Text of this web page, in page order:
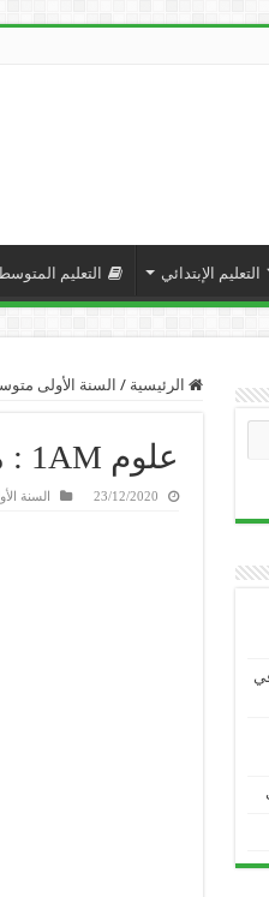
التعليم الإبتدائي التعليم
الرئيسية / السنة الأولى
علوم 1AM : ملخص أكثر من رائع لدروس الفصل الأول.
23/12/2020 السنة
في